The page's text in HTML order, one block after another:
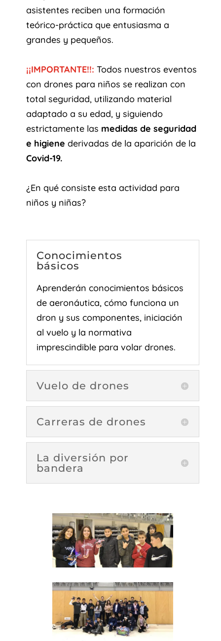
asistentes reciben una formación
teórico-práctica que entusiasma a
grandes y pequeños.
¡¡IMPORTANTE!!: Todos nuestros eventos
con drones para niños se realizan con
total seguridad, utilizando material
adaptado a su edad, y siguiendo
estrictamente las medidas de seguridad
e higiene derivadas de la aparición de la
Covid-19.
¿En qué consiste esta actividad para
niños y niñas?
Conocimientos
básicos
Aprenderán conocimientos básicos
de aeronáutica, cómo funciona un
dron y sus componentes, iniciación
al vuelo y la normativa
imprescindible para volar drones.
Vuelo de drones
Carreras de drones
La diversión por
bandera